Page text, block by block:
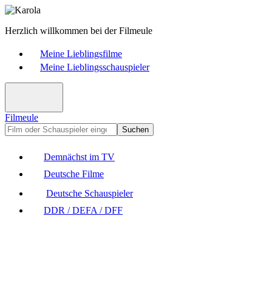
Herzlich willkommen bei der Filmeule
Meine Lieblingsfilme
Meine Lieblingsschauspieler
Filmeule
Suchen
Demnächst im TV
Deutsche Filme
Deutsche Schauspieler
DDR / DEFA / DFF